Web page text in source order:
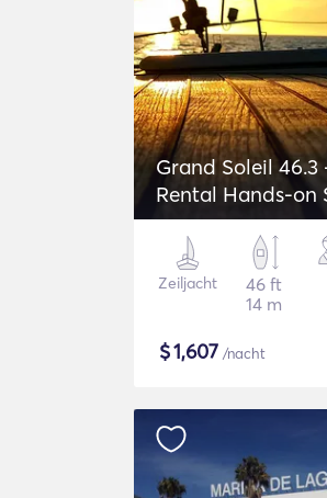
Grand Soleil
Rental Hands-on
in Lagos
Zeiljacht
46 ft
14 m
$1,607 /nacht